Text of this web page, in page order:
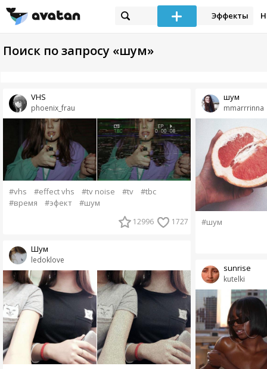
Эффекты
Поиск по запросу «шум»
phoenix_frau
VHS
#vhs #effect vhs #tv noise #tv
#tbc
#время
#эфект #шум
12996 1727
ledoklove
Шум
mmarrrinna
шум
#шум
kutelki
sunrise